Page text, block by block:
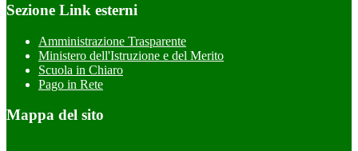
Sezione Link esterni
Amministrazione Trasparente
Ministero dell'Istruzione e del Merito
Scuola in Chiaro
Pago in Rete
Mappa del sito